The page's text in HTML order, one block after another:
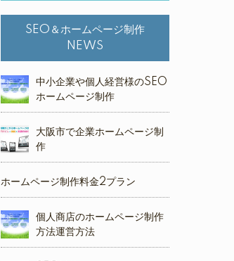
SEO＆ホームページ制作
NEWS
中小企業や個人経営様のSEO
ホームページ制作
大阪市で企業ホームページ制
作
ホームページ制作料金2プラン
個人商店のホームページ制作
方法運営方法